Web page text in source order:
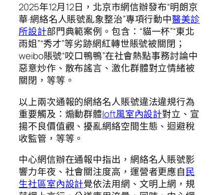
2025年12月12日，北京市網信辦發布“明朗京
華·網絡名人賬號亂象整治”專項行動中醫美診
所設計部門典範案例。包含：“貓一杯”“東北
雨姐”“秀才”等劣跡網紅轉世賬號被關閉；
weibo賬號“咬口鴨鴨”在社會熱點事務討論中
惡意炒作、散布謠言、激化群體對立情緒被
關閉，等等。
以上兩次通報的網絡名人賬號違法違規行為
重要觸及：煽動群體loft風室內設計對立、宣
揚不良價值觀、擾亂網絡空間生態、迴避稅
收監管，等等。
中心網信辦在通報中指出，網絡名人賬號影
響力年夜、社會關注度高，運營者更應自民
生社區室內設計覺依法用網、文明上網，規